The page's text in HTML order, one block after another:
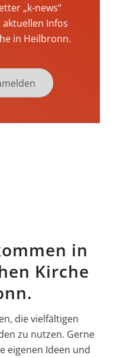
„k-news“
Infos
in Heilbronn.
in
Kirche
die vielfältigen
zu nutzen. Gerne
eigenen Ideen und